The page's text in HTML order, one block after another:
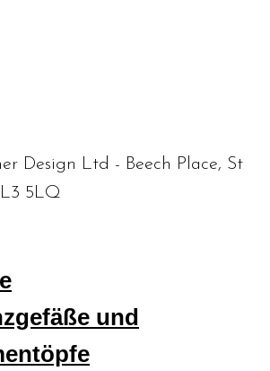
Design Ltd - Beech Place, St
5LQ
und